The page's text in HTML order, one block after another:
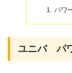
パワ
ユニバ パ